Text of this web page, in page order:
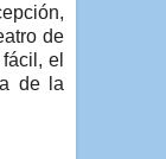
de
el
de la